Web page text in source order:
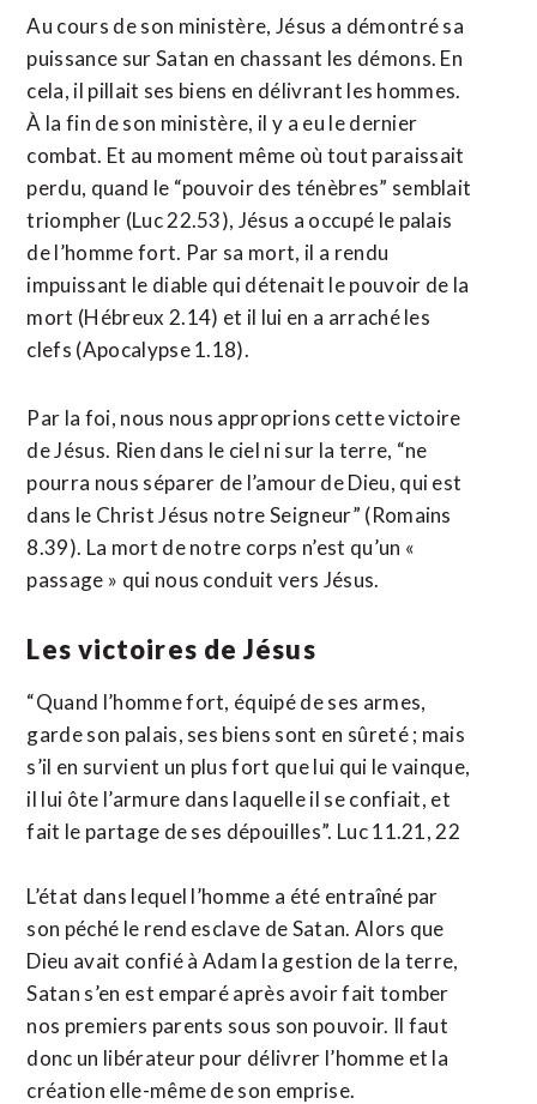
Au cours de son ministère, Jésus a démontré sa
puissance sur Satan en chassant les démons. En
cela, il pillait ses biens en délivrant les hommes.
À la fin de son ministère, il y a eu le dernier
combat. Et au moment même où tout paraissait
perdu, quand le “pouvoir des ténèbres” semblait
triompher (Luc 22.53), Jésus a occupé le palais
de l’homme fort. Par sa mort, il a rendu
impuissant le diable qui détenait le pouvoir de la
mort (Hébreux 2.14) et il lui en a arraché les
clefs (Apocalypse 1.18).
Par la foi, nous nous approprions cette victoire
de Jésus. Rien dans le ciel ni sur la terre, “ne
pourra nous séparer de l’amour de Dieu, qui est
dans le Christ Jésus notre Seigneur” (Romains
8.39). La mort de notre corps n’est qu’un «
passage » qui nous conduit vers Jésus.
Les victoires de Jésus
“Quand l’homme fort, équipé de ses armes,
garde son palais, ses biens sont en sûreté ; mais
s’il en survient un plus fort que lui qui le vainque,
il lui ôte l’armure dans laquelle il se confiait, et
fait le partage de ses dépouilles”. Luc 11.21, 22
L’état dans lequel l’homme a été entraîné par
son péché le rend esclave de Satan. Alors que
Dieu avait confié à Adam la gestion de la terre,
Satan s’en est emparé après avoir fait tomber
nos premiers parents sous son pouvoir. Il faut
donc un libérateur pour délivrer l’homme et la
création elle-même de son emprise.